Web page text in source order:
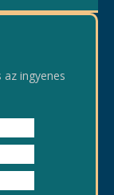
ingyenes